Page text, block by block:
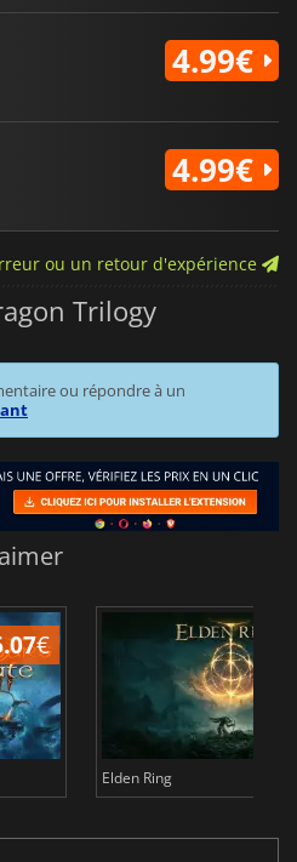
4.99€
4.99€
ou un retour d'expérience
Trilogy
ou répondre à un
€
Elden Ring